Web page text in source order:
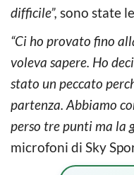
difficile”, sono state
“Ci ho provato fino
voleva sapere. Ho
stato un peccato
partenza. Abbiamo
perso tre punti ma la
microfoni di Sky